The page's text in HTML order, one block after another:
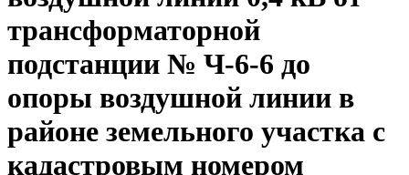
трансформаторной
подстанции № Ч-6-6 до
опоры воздушной линии в
районе земельного участка с
кадастровым номером